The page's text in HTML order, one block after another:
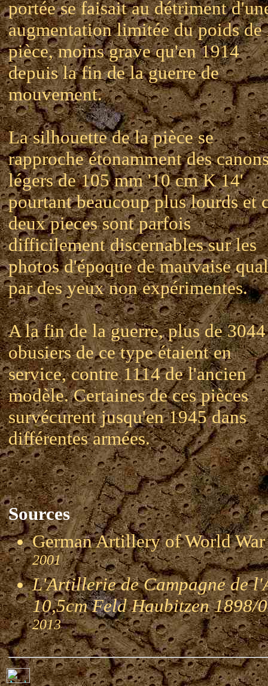
portée se faisait au détriment
augmentation limitée du poids de
pièce, moins grave qu'en 1914
depuis la fin de la guerre de
mouvement.
La silhouette de la pièce se
rapproche étonamment des
légers de 105 mm '10 cm K 14'
pourtant beaucoup plus lourds et
deux pieces sont parfois
difficilement discernables sur les
photos d'époque de mauvaise
par des yeux non expérimentes.
A la fin de la guerre, plus de 3044
obusiers de ce type étaient en
service, contre 1114 de l'ancien
modèle. Certaines de ces pièces
survécurent jusqu'en 1945 dans
différentes armées.
Sources
German Artillery of World
2001
L'Artillerie de Campagne de
10,5cm Feld Haubitzen
2013